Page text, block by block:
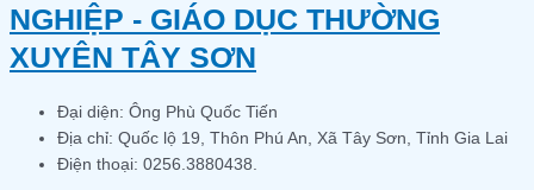
NGHIỆP - GIÁO DỤC THƯỜNG
XUYÊN TÂY SƠN
Đại diện: Ông Phù Quốc Tiến
Địa chỉ: Quốc lộ 19, Thôn Phú An, Xã Tây Sơn, Tỉnh Gia Lai
Điện thoại: 0256.3880438.